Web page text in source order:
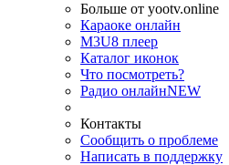
Больше от yootv.online
Караоке онлайн
M3U8 плеер
Каталог иконок
Что посмотреть?
Радио онлайнNEW
Контакты
Сообщить о проблеме
Написать в поддержку